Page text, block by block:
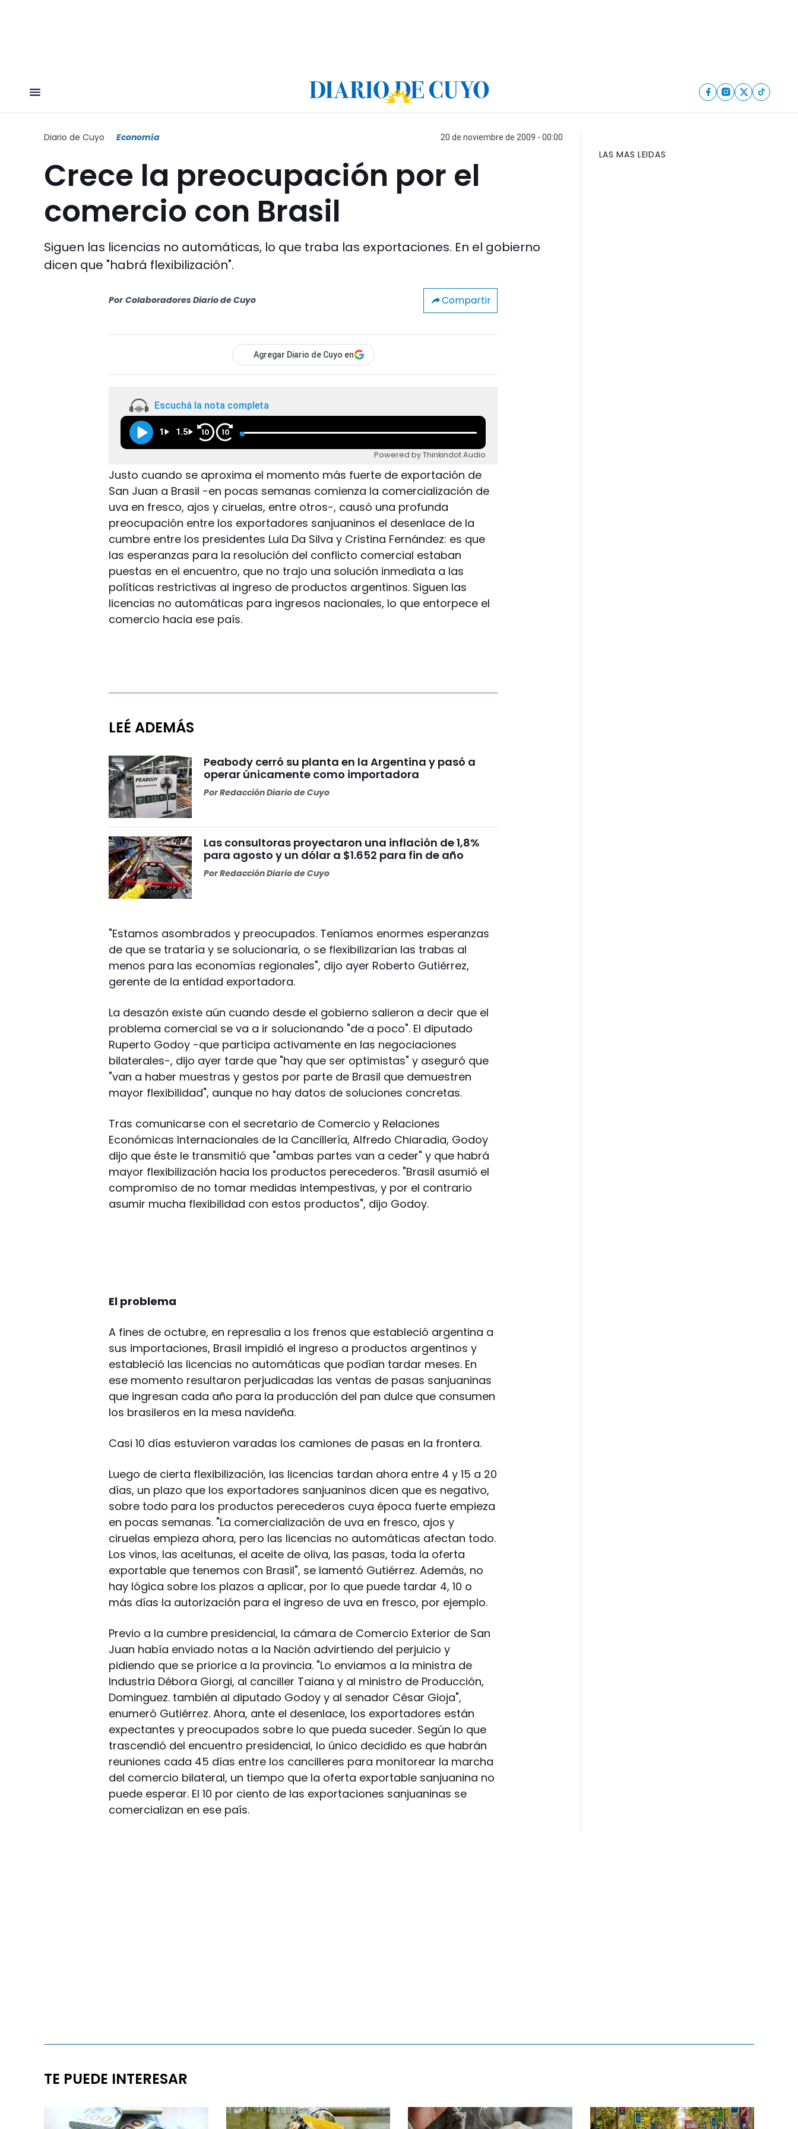
Diario de Cuyo Economía 20 de noviembre de 2009 - 00:00
Crece la preocupación por el
comercio con Brasil
Siguen las licencias no automáticas, lo que traba las exportaciones. En el gobierno
dicen que "habrá flexibilización".
Por Colaboradores Diario de Cuyo Compartir
Agregar Diario de Cuyo en
Escuchá la nota completa
1 1.5 10 10
Powered by Thinkindot Audio
Justo cuando se aproxima el momento más fuerte de exportación de
San Juan a Brasil -en pocas semanas comienza la comercialización de
uva en fresco, ajos y ciruelas, entre otros-, causó una profunda
preocupación entre los exportadores sanjuaninos el desenlace de la
cumbre entre los presidentes Lula Da Silva y Cristina Fernández: es que
las esperanzas para la resolución del conflicto comercial estaban
puestas en el encuentro, que no trajo una solución inmediata a las
políticas restrictivas al ingreso de productos argentinos. Siguen las
licencias no automáticas para ingresos nacionales, lo que entorpece el
comercio hacia ese país.
LEÉ ADEMÁS
Peabody cerró su planta en la Argentina y pasó a
operar únicamente como importadora
PorRedacción Diario de Cuyo
Las consultoras proyectaron una inflación de 1,8%
para agosto y un dólar a $1.652 para fin de año
PorRedacción Diario de Cuyo
"Estamos asombrados y preocupados. Teníamos enormes esperanzas
de que se trataría y se solucionaría, o se flexibilizarían las trabas al
menos para las economías regionales", dijo ayer Roberto Gutiérrez,
gerente de la entidad exportadora.
La desazón existe aún cuando desde el gobierno salieron a decir que el
problema comercial se va a ir solucionando "de a poco". El diputado
Ruperto Godoy -que participa activamente en las negociaciones
bilaterales-, dijo ayer tarde que "hay que ser optimistas" y aseguró que
"van a haber muestras y gestos por parte de Brasil que demuestren
mayor flexibilidad", aunque no hay datos de soluciones concretas.
Tras comunicarse con el secretario de Comercio y Relaciones
Económicas Internacionales de la Cancillería, Alfredo Chiaradia, Godoy
dijo que éste le transmitió que "ambas partes van a ceder" y que habrá
mayor flexibilización hacia los productos perecederos. "Brasil asumió el
compromiso de no tomar medidas intempestivas, y por el contrario
asumir mucha flexibilidad con estos productos", dijo Godoy.
El problema
A fines de octubre, en represalia a los frenos que estableció argentina a
sus importaciones, Brasil impidió el ingreso a productos argentinos y
estableció las licencias no automáticas que podían tardar meses. En
ese momento resultaron perjudicadas las ventas de pasas sanjuaninas
que ingresan cada año para la producción del pan dulce que consumen
los brasileros en la mesa navideña.
Casi 10 días estuvieron varadas los camiones de pasas en la frontera.
Luego de cierta flexibilización, las licencias tardan ahora entre 4 y 15 a 20
días, un plazo que los exportadores sanjuaninos dicen que es negativo,
sobre todo para los productos perecederos cuya época fuerte empieza
en pocas semanas. "La comercialización de uva en fresco, ajos y
ciruelas empieza ahora, pero las licencias no automáticas afectan todo.
Los vinos, las aceitunas, el aceite de oliva, las pasas, toda la oferta
exportable que tenemos con Brasil", se lamentó Gutiérrez. Además, no
hay lógica sobre los plazos a aplicar, por lo que puede tardar 4, 10 o
más días la autorización para el ingreso de uva en fresco, por ejemplo.
Previo a la cumbre presidencial, la cámara de Comercio Exterior de San
Juan había enviado notas a la Nación advirtiendo del perjuicio y
pidiendo que se priorice a la provincia. "Lo enviamos a la ministra de
Industria Débora Giorgi, al canciller Taiana y al ministro de Producción,
Dominguez. también al diputado Godoy y al senador César Gioja",
enumeró Gutiérrez. Ahora, ante el desenlace, los exportadores están
expectantes y preocupados sobre lo que pueda suceder. Según lo que
trascendió del encuentro presidencial, lo único decidido es que habrán
reuniones cada 45 días entre los cancilleres para monitorear la marcha
del comercio bilateral, un tiempo que la oferta exportable sanjuanina no
puede esperar. El 10 por ciento de las exportaciones sanjuaninas se
comercializan en ese país.
LAS MAS LEIDAS
TE PUEDE INTERESAR